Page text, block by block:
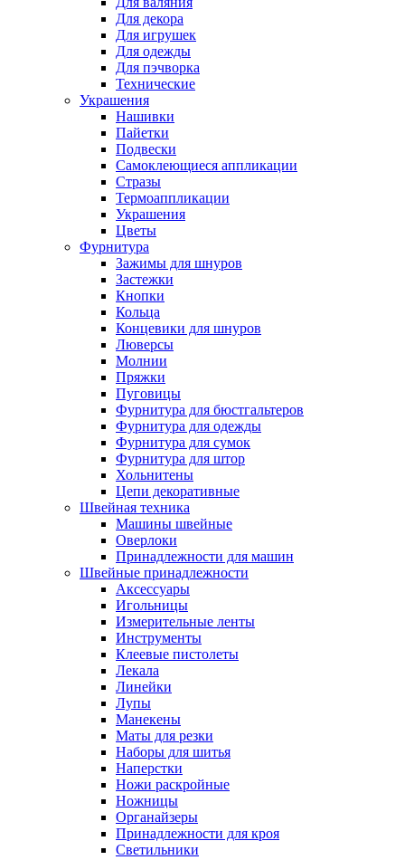
Для декора
Для игрушек
Для одежды
Для пэчворка
Технические
Украшения
Нашивки
Пайетки
Подвески
Самоклеющиеся аппликации
Стразы
Термоаппликации
Украшения
Цветы
Фурнитура
Зажимы для шнуров
Застежки
Кнопки
Кольца
Концевики для шнуров
Люверсы
Молнии
Пряжки
Пуговицы
Фурнитура для бюстгальтеров
Фурнитура для одежды
Фурнитура для сумок
Фурнитура для штор
Хольнитены
Цепи декоративные
Швейная техника
Машины швейные
Оверлоки
Принадлежности для машин
Швейные принадлежности
Аксессуары
Игольницы
Измерительные ленты
Инструменты
Клеевые пистолеты
Лекала
Линейки
Лупы
Манекены
Маты для резки
Наборы для шитья
Наперстки
Ножи раскройные
Ножницы
Органайзеры
Принадлежности для кроя
Светильники